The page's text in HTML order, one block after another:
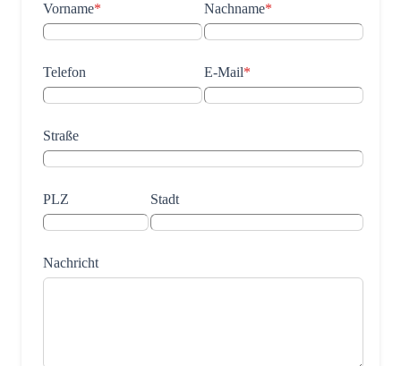
Vorname* Nachname*
Telefon E-Mail*
Straße
PLZ Stadt
Nachricht